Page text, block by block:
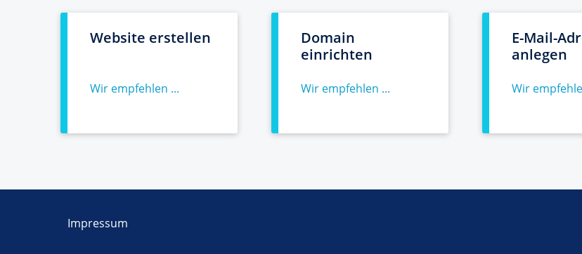
Website erstellen
Wir empfehlen ...
Domain
einrichten
Wir empfehlen ...
E-Mail-
anlegen
Wir
Impressum